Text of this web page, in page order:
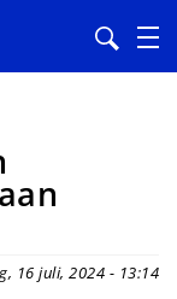
16 juli, 2024 - 13:14